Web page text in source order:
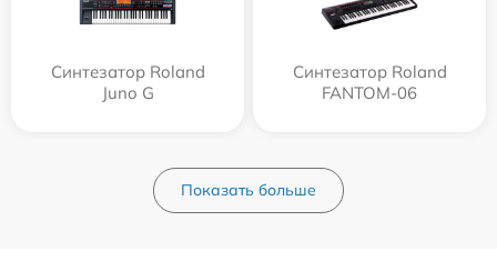
Синтезатор Roland
Juno G
Синтезатор Roland
FANTOM-06
Показать больше